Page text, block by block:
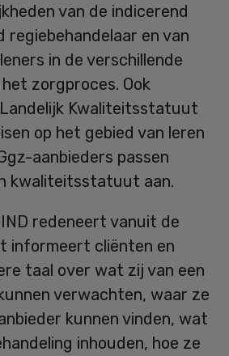
van de indicerend
regiebehandelaar en van
in de verschillende
zorgproces. Ook
Kwaliteitsstatuut
op het gebied van leren
aanbieders passen
kwaliteitsstatuut aan.
redeneert vanuit de
informeert cliënten en
taal over wat zij van een
verwachten, waar ze
kunnen vinden, wat
inhouden, hoe ze